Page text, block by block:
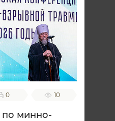
0 10
минно-